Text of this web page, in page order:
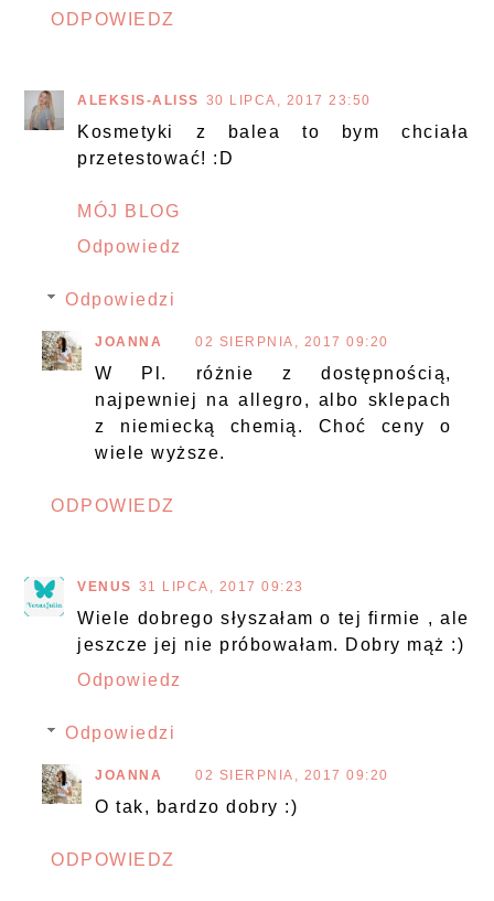
ODPOWIEDZ
ALEKSIS-ALISS 30 LIPCA, 2017 23:50
Kosmetyki z balea to bym chciała
przetestować! :D
MÓJ BLOG
Odpowiedz
Odpowiedzi
JOANNA 02 SIERPNIA, 2017 09:20
W Pl. różnie z dostępnością,
najpewniej na allegro, albo sklepach
z niemiecką chemią. Choć ceny o
wiele wyższe.
ODPOWIEDZ
VENUS 31 LIPCA, 2017 09:23
Wiele dobrego słyszałam o tej firmie , ale
jeszcze jej nie próbowałam. Dobry mąż :)
Odpowiedz
Odpowiedzi
JOANNA 02 SIERPNIA, 2017 09:20
O tak, bardzo dobry :)
ODPOWIEDZ